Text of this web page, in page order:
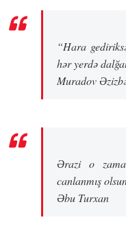
“Hara
hər yerdə
Muradov
Ərazi o
canlanmış
Əbu Turxan